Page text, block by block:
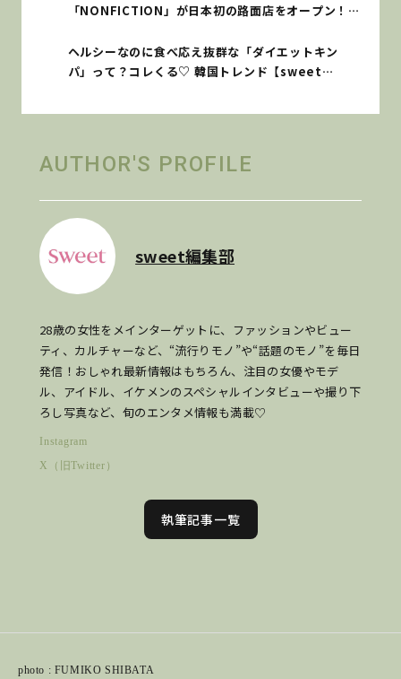
「NONFICTION」が日本初の路面店をオープン！
ヘルシーなのに食べ応え抜群な「ダイエットキン
パ」って？コレくる♡ 韓国トレンド【sweet
AUTHOR'S PROFILE
sweet編集部
28歳の女性をメインターゲットに、ファッションやビュー
ティ、カルチャーなど、“流行りモノ”や“話題のモノ”を毎日
発信！おしゃれ最新情報はもちろん、注目の女優やモデ
ル、アイドル、イケメンのスペシャルインタビューや撮り下
ろし写真など、旬のエンタメ情報も満載♡
Instagram
X（旧Twitter）
執筆記事一覧
photo : FUMIKO SHIBATA